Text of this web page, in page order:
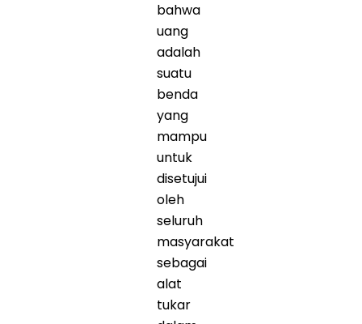
bahwa
uang
adalah
suatu
benda
yang
mampu
untuk
disetujui
oleh
seluruh
masyarakat
sebagai
alat
tukar